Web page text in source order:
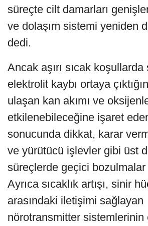
süreçte cilt damarları
ve dolaşım sistemi yeniden
dedi.
Ancak aşırı sıcak koşullarda
elektrolit kaybı ortaya
ulaşan kan akımı ve
etkilenebileceğine işaret
sonucunda dikkat, karar
ve yürütücü işlevler gibi üst
süreçlerde geçici
Ayrıca sıcaklık artışı, sinir
arasındaki iletişimi sağlayan
nörotransmitter sistemlerinin